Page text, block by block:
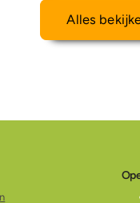
Alles